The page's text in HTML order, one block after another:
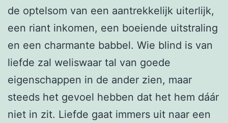
de optelsom van een aantrekkelijk uiterlijk,
een riant inkomen, een boeiende uitstraling
en een charmante babbel. Wie blind is van
liefde zal weliswaar tal van goede
eigenschappen in de ander zien, maar
steeds het gevoel hebben dat het hem dáár
niet in zit. Liefde gaat immers uit naar een